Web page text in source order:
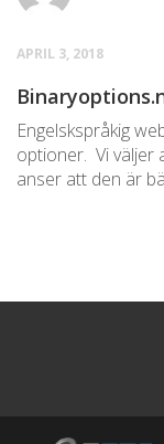
APRIL 3, 2018
Engelskspråkig
optioner. Vi väljer
anser att den är